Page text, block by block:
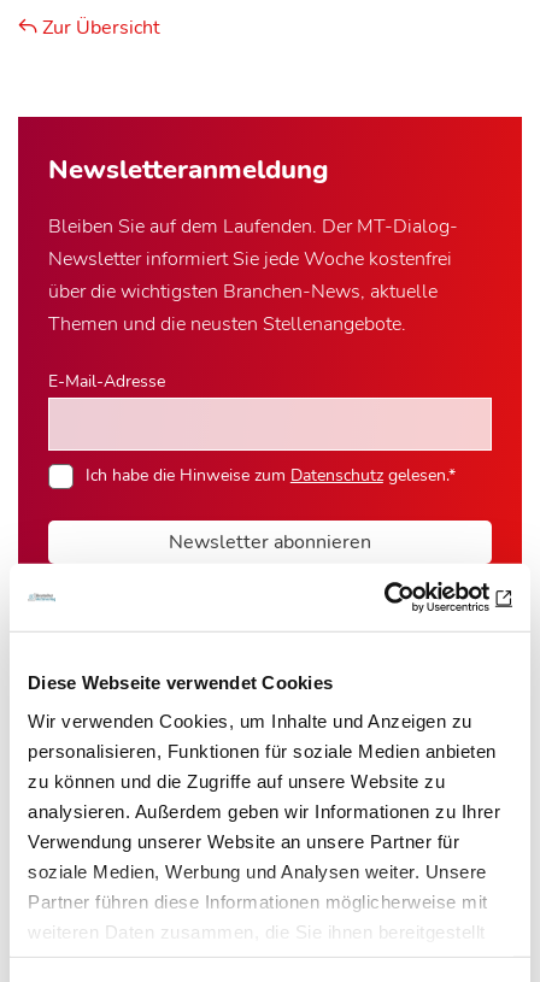
Diese Webseite verwendet Cookies
Wir verwenden Cookies, um Inhalte und Anzeigen zu
personalisieren, Funktionen für soziale Medien anbieten
zu können und die Zugriffe auf unsere Website zu
analysieren. Außerdem geben wir Informationen zu Ihrer
Verwendung unserer Website an unsere Partner für
soziale Medien, Werbung und Analysen weiter. Unsere
Partner führen diese Informationen möglicherweise mit
weiteren Daten zusammen, die Sie ihnen bereitgestellt
haben oder die sie im Rahmen Ihrer Nutzung der Dienste
Newsletter­anmeldung
Bleiben Sie auf dem Laufenden. Der MT-Dialog-
Newsletter informiert Sie jede Woche kostenfrei
über die wichtigsten Branchen-News, aktuelle
Themen und die neusten Stellenangebote.
E-Mail-Adresse
Ich habe die Hinweise zum Datenschutzgelesen.*
Newsletter abonnieren
* Pflichtfeld
Zur Übersicht
Das könnte Sie auch interessieren: